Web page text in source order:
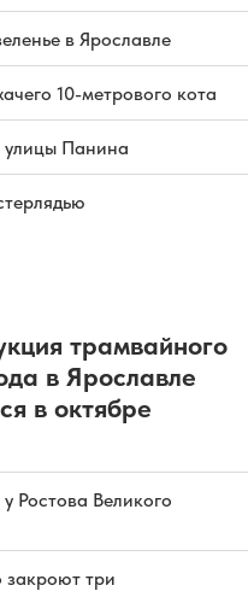
в Ярославле
10-метрового кота
улицы Панина
трамвайного
в Ярославле
в октябре
Ростова Великого
закроют три